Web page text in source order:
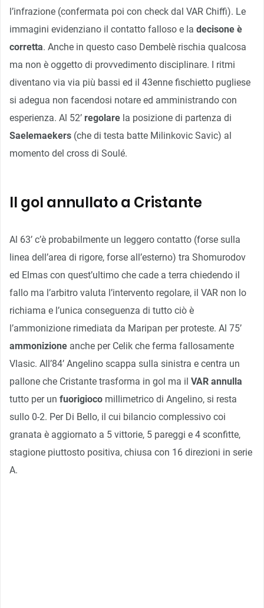
l’infrazione (confermata poi con check dal VAR Chiffi). Le
immagini evidenziano il contatto falloso e la decisone è
corretta. Anche in questo caso Dembelè rischia qualcosa
ma non è oggetto di provvedimento disciplinare. I ritmi
diventano via via più bassi ed il 43enne fischietto pugliese
si adegua non facendosi notare ed amministrando con
esperienza. Al 52’ regolare la posizione di partenza di
Saelemaekers (che di testa batte Milinkovic Savic) al
momento del cross di Soulé.
Il gol annullato a Cristante
Al 63’ c’è probabilmente un leggero contatto (forse sulla
linea dell’area di rigore, forse all’esterno) tra Shomurodov
ed Elmas con quest’ultimo che cade a terra chiedendo il
fallo ma l’arbitro valuta l’intervento regolare, il VAR non lo
richiama e l’unica conseguenza di tutto ciò è
l’ammonizione rimediata da Maripan per proteste. Al 75’
ammonizione anche per Celik che ferma fallosamente
Vlasic. All’84’ Angelino scappa sulla sinistra e centra un
pallone che Cristante trasforma in gol ma il VAR annulla
tutto per un fuorigioco millimetrico di Angelino, si resta
sullo 0-2. Per Di Bello, il cui bilancio complessivo coi
granata è aggiornato a 5 vittorie, 5 pareggi e 4 sconfitte,
stagione piuttosto positiva, chiusa con 16 direzioni in serie
A.